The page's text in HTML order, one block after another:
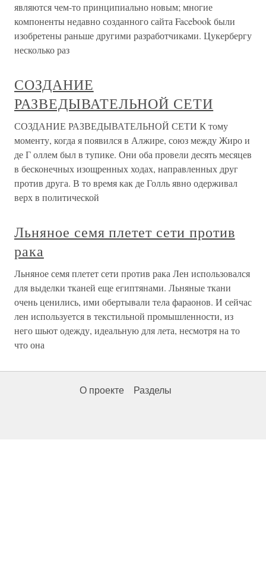
являются чем-то принципиально новым; многие
компоненты недавно созданного сайта Facebook были
изобретены раньше другими разработчиками. Цукербергу
несколько раз
СОЗДАНИЕ
РАЗВЕДЫВАТЕЛЬНОЙ СЕТИ
СОЗДАНИЕ РАЗВЕДЫВАТЕЛЬНОЙ СЕТИ К тому
моменту, когда я появился в Алжире, союз между Жиро и
де Г оллем был в тупике. Они оба провели десять месяцев
в бесконечных изощренных ходах, направленных друг
против друга. В то время как де Голль явно одерживал
верх в политической
Льняное семя плетет сети против
рака
Льняное семя плетет сети против рака Лен использовался
для выделки тканей еще египтянами. Льняные ткани
очень ценились, ими обертывали тела фараонов. И сейчас
лен используется в текстильной промышленности, из
него шьют одежду, идеальную для лета, несмотря на то
что она
О проекте Разделы